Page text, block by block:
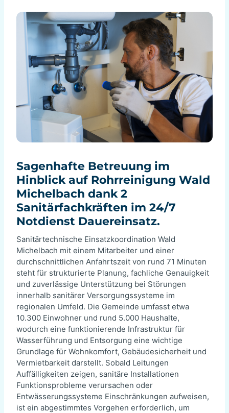
Sagenhafte Betreuung im
Hinblick auf Rohrreinigung Wald
Michelbach dank 2
Sanitärfachkräften im 24/7
Notdienst Dauereinsatz.
Sanitärtechnische Einsatzkoordination Wald
Michelbach mit einem Mitarbeiter und einer
durchschnittlichen Anfahrtszeit von rund 71 Minuten
steht für strukturierte Planung, fachliche Genauigkeit
und zuverlässige Unterstützung bei Störungen
innerhalb sanitärer Versorgungssysteme im
regionalen Umfeld. Die Gemeinde umfasst etwa
10.300 Einwohner und rund 5.000 Haushalte,
wodurch eine funktionierende Infrastruktur für
Wasserführung und Entsorgung eine wichtige
Grundlage für Wohnkomfort, Gebäudesicherheit und
Vermietbarkeit darstellt. Sobald Leitungen
Auffälligkeiten zeigen, sanitäre Installationen
Funktionsprobleme verursachen oder
Entwässerungssysteme Einschränkungen aufweisen,
ist ein abgestimmtes Vorgehen erforderlich, um